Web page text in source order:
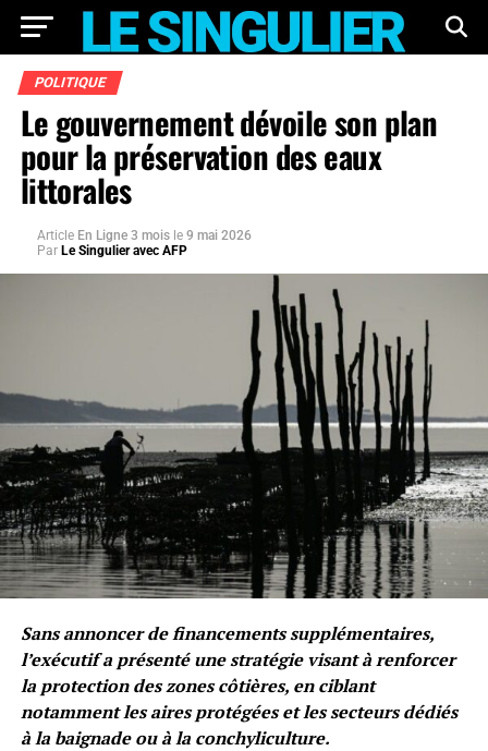
POLITIQUE
Le gouvernement dévoile son plan
pour la préservation des eaux
littorales
Article En Ligne 3 mois le 9 mai 2026
Par Le Singulier avec AFP
Sans annoncer de financements supplémentaires,
l’exécutif a présenté une stratégie visant à renforcer
la protection des zones côtières, en ciblant
notamment les aires protégées et les secteurs dédiés
à la baignade ou à la conchyliculture.